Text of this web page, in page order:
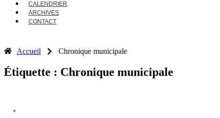
CALENDRIER
ARCHIVES
CONTACT
Accueil Chronique municipale
Étiquette : Chronique municipale